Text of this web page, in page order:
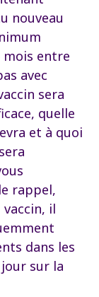
nouveau
mois entre
avec
sera
quelle
et à quoi
rappel,
vaccin, il
dans les
jour sur la